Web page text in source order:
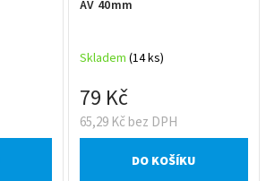
AV 40mm
Skladem (14 ks)
65,29 Kč bez DPH
79 Kč
DO KOŠÍKU